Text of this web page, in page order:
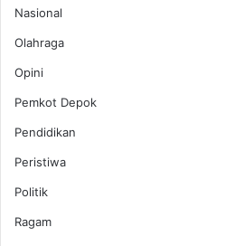
Nasional
Olahraga
Opini
Pemkot Depok
Pendidikan
Peristiwa
Politik
Ragam